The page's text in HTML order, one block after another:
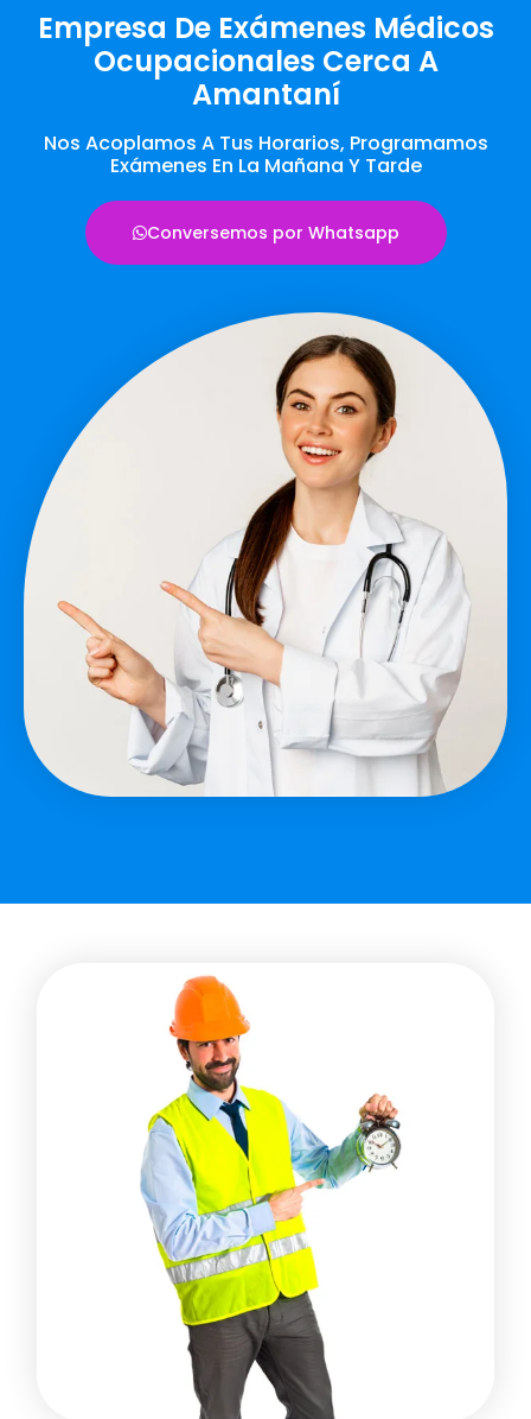
Empresa De Exámenes Médicos
Ocupacionales Cerca A
Amantaní
Nos Acoplamos A Tus Horarios, Programamos
Exámenes En La Mañana Y Tarde
Conversemos por Whatsapp